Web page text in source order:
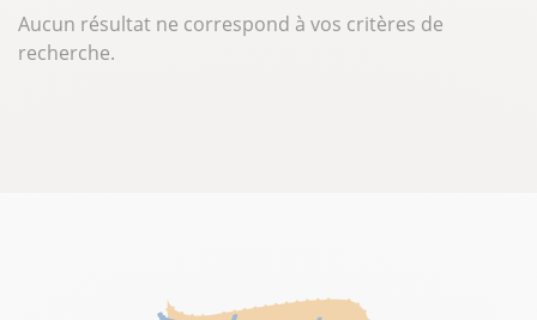
Aucun résultat ne correspond à vos critères de
recherche.